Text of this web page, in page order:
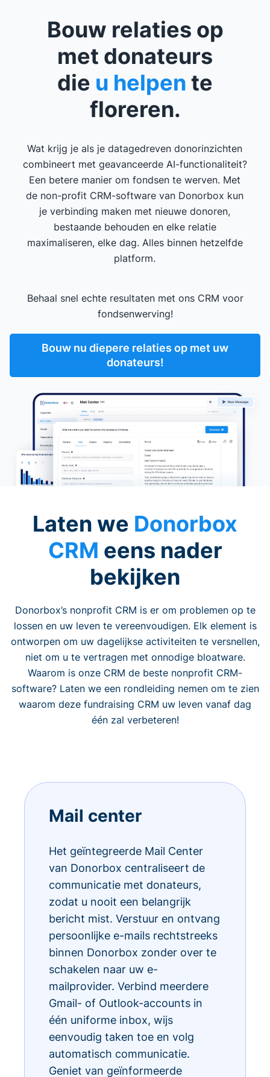
Bouw relaties op
met donateurs
die u helpen te
floreren.
Wat krijg je als je datagedreven donorinzichten
combineert met geavanceerde AI-functionaliteit?
Een betere manier om fondsen te werven. Met
de non-profit CRM-software van Donorbox kun
je verbinding maken met nieuwe donoren,
bestaande behouden en elke relatie
maximaliseren, elke dag. Alles binnen hetzelfde
platform.
Behaal snel echte resultaten met ons CRM voor
fondsenwerving!
Bouw nu diepere relaties op met uw
donateurs!
Laten we Donorbox
CRM eens nader
bekijken
Donorbox’s nonprofit CRM is er om problemen op te
lossen en uw leven te vereenvoudigen. Elk element is
ontworpen om uw dagelijkse activiteiten te versnellen,
niet om u te vertragen met onnodige bloatware.
Waarom is onze CRM de beste nonprofit CRM-
software? Laten we een rondleiding nemen om te zien
waarom deze fundraising CRM uw leven vanaf dag
één zal verbeteren!
Mail center
Het geïntegreerde Mail Center
van Donorbox centraliseert de
communicatie met donateurs,
zodat u nooit een belangrijk
bericht mist. Verstuur en ontvang
persoonlijke e-mails rechtstreeks
binnen Donorbox zonder over te
schakelen naar uw e-
mailprovider. Verbind meerdere
Gmail- of Outlook-accounts in
één uniforme inbox, wijs
eenvoudig taken toe en volg
automatisch communicatie.
Geniet van geïnformeerde